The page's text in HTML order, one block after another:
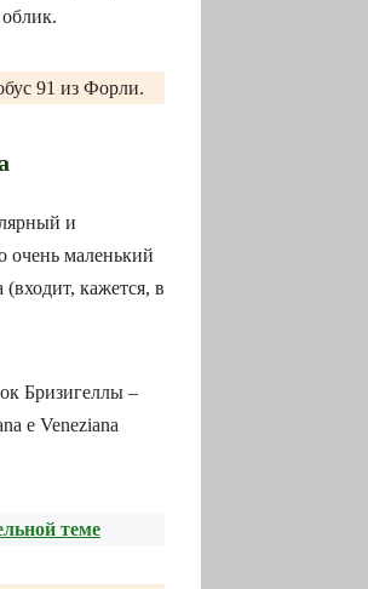
91 из Форли.
и
очень маленький
(входит, кажется, в
Бризигеллы –
e Veneziana
теме